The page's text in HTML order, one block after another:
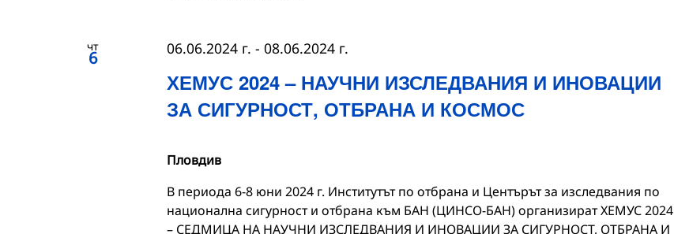
чт
6
ХЕМУС 2024 – НАУЧНИ ИЗСЛЕДВАНИЯ И ИНОВАЦИИ
ЗА СИГУРНОСТ, ОТБРАНА И КОСМОС
06.06.2024 г. - 08.06.2024 г.
Пловдив
В периода 6-8 юни 2024 г. Институтът по отбрана и Центърът за изследвания по
национална сигурност и отбрана към БАН (ЦИНСО-БАН) организират ХЕМУС 2024
– СЕДМИЦА НА НАУЧНИ ИЗСЛЕДВАНИЯ И ИНОВАЦИИ ЗА СИГУРНОСТ, ОТБРАНА И